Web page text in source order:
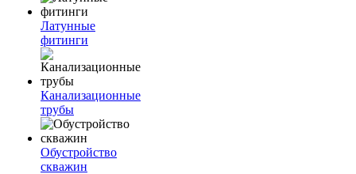
Латунные
фитинги
Канализационные
трубы
Обустройство
скважин